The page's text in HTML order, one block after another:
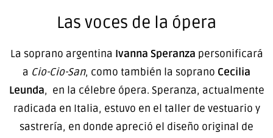
Las voces de la ópera
La soprano argentina Ivanna Speranza personificará
a Cio-Cio-San, como también la soprano Cecilia
Leunda, en la célebre ópera. Speranza, actualmente
radicada en Italia, estuvo en el taller de vestuario y
sastrería, en donde apreció el diseño original de